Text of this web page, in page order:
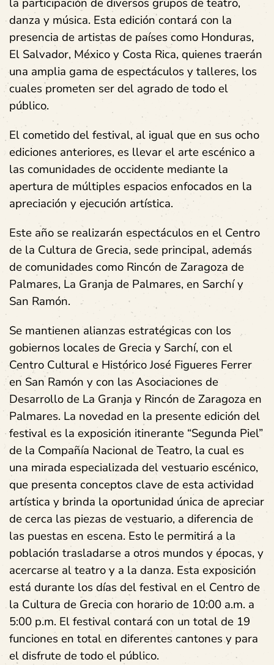
danza y música. Esta edición contará con la
presencia de artistas de países como Honduras,
El Salvador, México y Costa Rica, quienes traerán
una amplia gama de espectáculos y talleres, los
cuales prometen ser del agrado de todo el
público.
El cometido del festival, al igual que en sus ocho
ediciones anteriores, es llevar el arte escénico a
las comunidades de occidente mediante la
apertura de múltiples espacios enfocados en la
apreciación y ejecución artística.
Este año se realizarán espectáculos en el Centro
de la Cultura de Grecia, sede principal, además
de comunidades como Rincón de Zaragoza de
Palmares, La Granja de Palmares, en Sarchí y
San Ramón.
Se mantienen alianzas estratégicas con los
gobiernos locales de Grecia y Sarchí, con el
Centro Cultural e Histórico José Figueres Ferrer
en San Ramón y con las Asociaciones de
Desarrollo de La Granja y Rincón de Zaragoza en
Palmares. La novedad en la presente edición del
festival es la exposición itinerante “Segunda Piel”
de la Compañía Nacional de Teatro, la cual es
una mirada especializada del vestuario escénico,
que presenta conceptos clave de esta actividad
artística y brinda la oportunidad única de apreciar
de cerca las piezas de vestuario, a diferencia de
las puestas en escena. Esto le permitirá a la
población trasladarse a otros mundos y épocas, y
acercarse al teatro y a la danza. Esta exposición
está durante los días del festival en el Centro de
la Cultura de Grecia con horario de 10:00 a.m. a
5:00 p.m. El festival contará con un total de 19
funciones en total en diferentes cantones y para
el disfrute de todo el público.